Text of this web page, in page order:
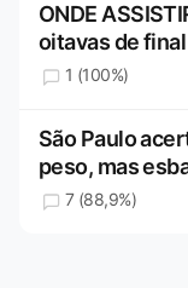
ONDE
oitavas de
1 (100%)
São Paulo
peso, mas
7 (88,9%)